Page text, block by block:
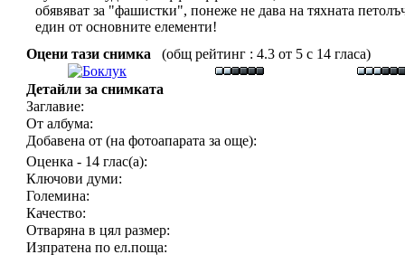
обявяват за "фашистки", понеже не дава на тяхната
един от основните елементи!
Оцени тази снимка
(общ рейтинг : 4.3 от 5 с 14 гласа)
Детайли за снимката
Заглавие:
От албума:
Добавена от (на фотоапарата за още):
Оценка - 14 глас(а):
Ключови думи:
Големина:
Качество:
Отваряна в цял размер:
Изпратена по ел.поща: